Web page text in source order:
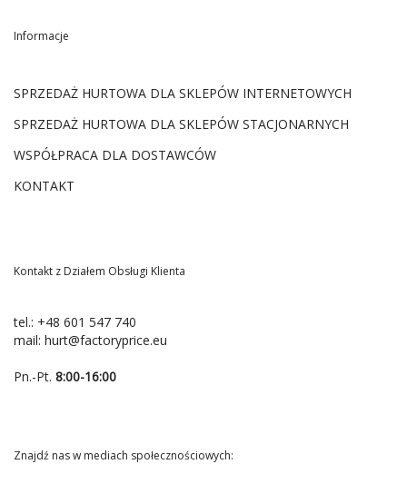
Informacje
SPRZEDAŻ HURTOWA DLA SKLEPÓW INTERNETOWYCH
SPRZEDAŻ HURTOWA DLA SKLEPÓW STACJONARNYCH
WSPÓŁPRACA DLA DOSTAWCÓW
KONTAKT
Kontakt z Działem Obsługi Klienta
tel.: +48 601 547 740
mail: hurt@factoryprice.eu
Pn.-Pt. 8:00-16:00
Znajdź nas w mediach społecznościowych: